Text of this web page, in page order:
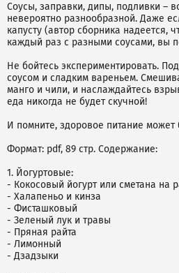
Соусы, заправки, дипы, подливки –
невероятно разнообразной. Даже
капусту (автор сборника надеется,
каждый раз с разными соусами, вы
Не бойтесь экспериментировать.
соусом и сладким вареньем.
манго и чили, и наслаждайтесь
еда никогда не будет скучной!
И помните, здоровое питание может
Формат: pdf, 89 стр. Содержание:
1. Йогуртовые:
- Кокосовый йогурт или сметана на
- Халапеньо и кинза
- Фисташковый
- Зеленый лук и травы
- Пряная райта
- Лимонный
- Дзадзыки